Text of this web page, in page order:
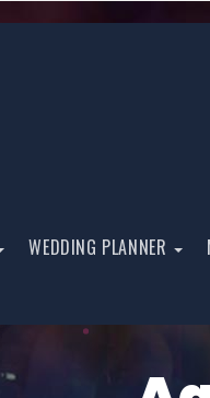
WEDDING PLANNER